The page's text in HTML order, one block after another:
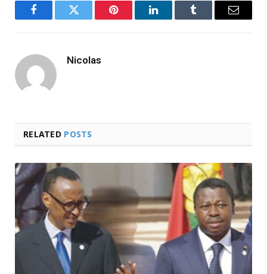
FacebookTwitter Pinterest LinkedInTumblr Email
Nicolas
RELATED POSTS